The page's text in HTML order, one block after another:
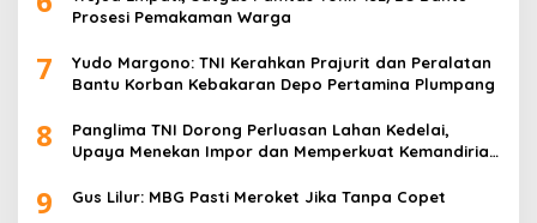
Prosesi Pemakaman Warga
7
Yudo Margono: TNI Kerahkan Prajurit dan Peralatan
Bantu Korban Kebakaran Depo Pertamina Plumpang
8
Panglima TNI Dorong Perluasan Lahan Kedelai,
Upaya Menekan Impor dan Memperkuat Kemandirian
9 Gus Lilur: MBG Pasti Meroket Jika Tanpa Copet